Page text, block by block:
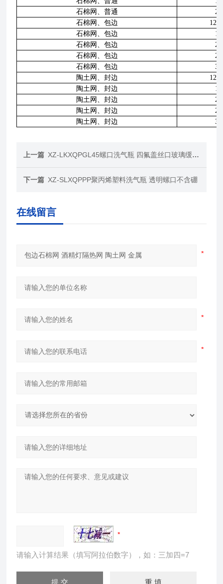
石棉网、普通
石棉网、包边
石棉网、包边
石棉网、包边
石棉网、包边
石棉网、包边
陶土网、封边
陶土网、封边
陶土网、封边
陶土网、封边
陶土网、封边
上一篇 XZ-LKXQPGL45螺口洗气瓶 四氟盖丝口玻璃缓冲瓶
下一篇 XZ-SLXQPPP聚丙烯塑料洗气瓶 透明螺口不含硼
在线留言
请输入计算结果（填写阿拉伯数字），如：三加四=7